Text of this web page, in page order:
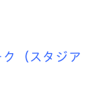
（スタジア